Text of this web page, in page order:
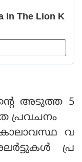
അടുത്ത 5
പ്രവചനം
കാലാവസ്ഥ വ
പ്ര